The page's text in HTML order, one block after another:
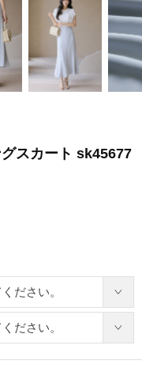
スカート sk45677